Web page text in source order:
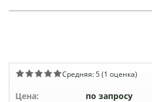
Средняя:5(1 оценка)
Цена: по запросу